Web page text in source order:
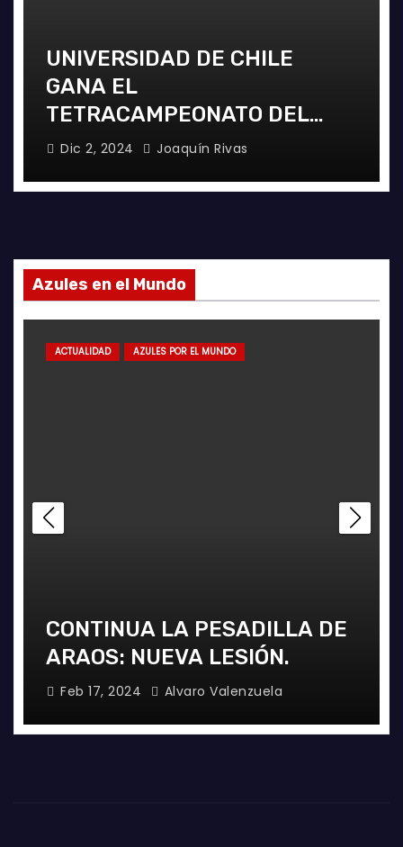
UNIVERSIDAD DE CHILE
GANA EL
TETRACAMPEONATO DEL
FUTSAL FEMENINO
Dic 2, 2024 Joaquín Rivas
Azules en el Mundo
ACTUALIDAD AZULES POR EL MUNDO
CONTINUA LA PESADILLA DE
ARAOS: NUEVA LESIÓN.
Feb 17, 2024 Alvaro Valenzuela